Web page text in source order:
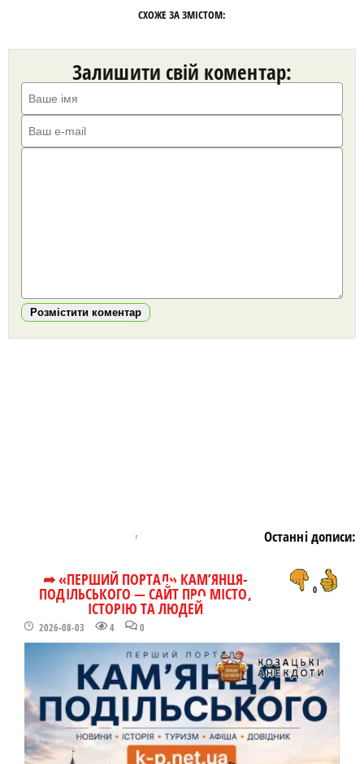
СХОЖЕ ЗА ЗМІСТОМ:
Залишити свій коментар:
Розмістити коментар
Останні дописи:
➦ «ПЕРШИЙ ПОРТАЛ» КАМ’ЯНЦЯ-
ПОДІЛЬСЬКОГО — САЙТ ПРО МІСТО,
ІСТОРІЮ ТА ЛЮДЕЙ
2026-08-03 4 0
0